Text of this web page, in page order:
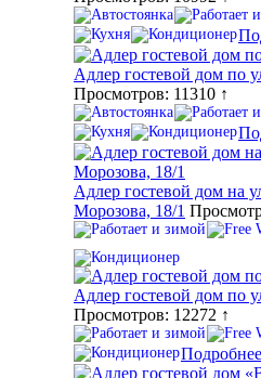
Адлер гостевой дом по
Просмотров: 11310 ↑
Адлер гостевой дом на
Морозова, 18/1
Адлер гостевой дом по
Просмотров: 12272 ↑